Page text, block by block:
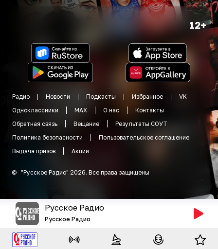
12+
Радио Новости Подкасты Избранное
VK
Одноклассники
MAX О нас
Контакты
Обратная связь
Вещание
Результаты СОУТ
Политика безопасности
Пользовательское соглашение
Выдача призов
Акции
© "Русское Радио" 2026. Все права защищены
Русское Радио
Русское Радио